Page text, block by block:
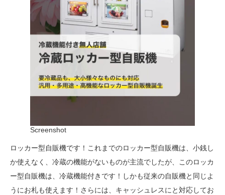
Screenshot
ロッカー型自販機です！これまでのロッカー型自販機は、小銭し
か使えなく、冷蔵の機能がないものが主流でしたが、このロッカ
ー型自販機は、冷蔵機能付きです！しかも従来の自販機と同じよ
うにお札も使えます！さらには、キャッシュレスにと対応してお